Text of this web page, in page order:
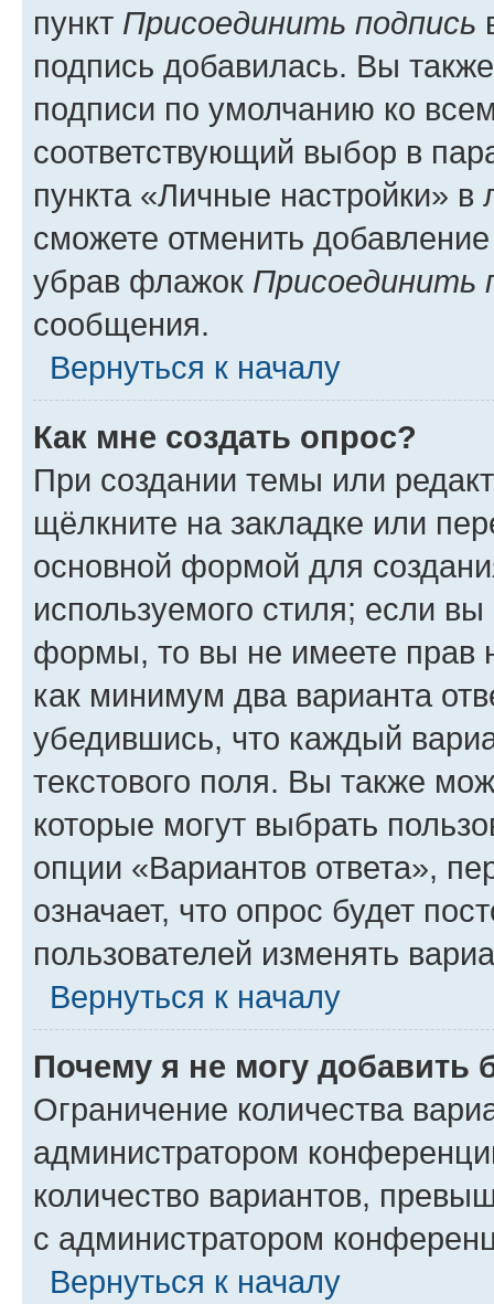
пункт Присоединить подпись
подпись добавилась. Вы
подписи по умолчанию ко
соответствующий выбор в
пункта «Личные настройки»
сможете отменить
убрав флажок Присоединить
сообщения.
Вернуться к началу
Как мне создать опрос?
При создании темы или
щёлкните на закладке или
основной формой для
используемого стиля; если
формы, то вы не имеете прав
как минимум два варианта
убедившись, что каждый
текстового поля. Вы также
которые могут выбрать
опции «Вариантов ответа»,
означает, что опрос будет
пользователей изменять
Вернуться к началу
Почему я не могу добавить
Ограничение количества
администратором
количество вариантов,
с администратором
Вернуться к началу